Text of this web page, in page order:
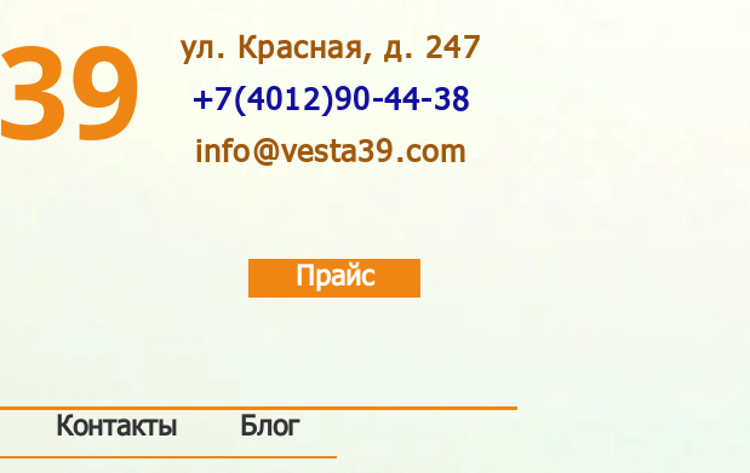
39
ул. Красная, д. 247
+7(4012)90-44-38
info@vesta39.com
Прайс
Блог
Контакты